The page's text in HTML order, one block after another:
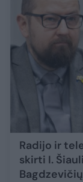
Radijo ir
skirti I.
Bagdzevičių